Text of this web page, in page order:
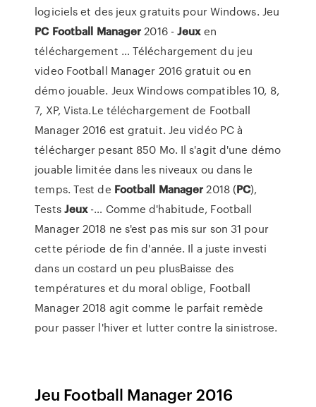
logiciels et des jeux gratuits pour Windows. Jeu
PC Football Manager2016 -Jeuxen
téléchargement … Téléchargement du jeu
video Football Manager 2016 gratuit ou en
démo jouable. Jeux Windows compatibles 10, 8,
7, XP, Vista.Le téléchargement de Football
Manager 2016 est gratuit. Jeu vidéo PC à
télécharger pesant 850 Mo. Il s'agit d'une démo
jouable limitée dans les niveaux ou dans le
temps. Test de Football Manager2018 (PC),
TestsJeux-… Comme d'habitude, Football
Manager 2018 ne s'est pas mis sur son 31 pour
cette période de fin d'année. Il a juste investi
dans un costard un peu plusBaisse des
températures et du moral oblige, Football
Manager 2018 agit comme le parfait remède
pour passer l'hiver et lutter contre la sinistrose.
Jeu Football Manager 2016